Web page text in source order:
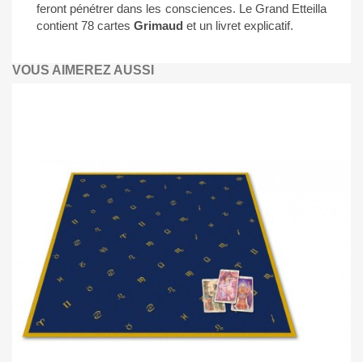
feront pénétrer dans les consciences. Le Grand Etteilla
contient 78 cartes Grimaud et un livret explicatif.
VOUS AIMEREZ AUSSI